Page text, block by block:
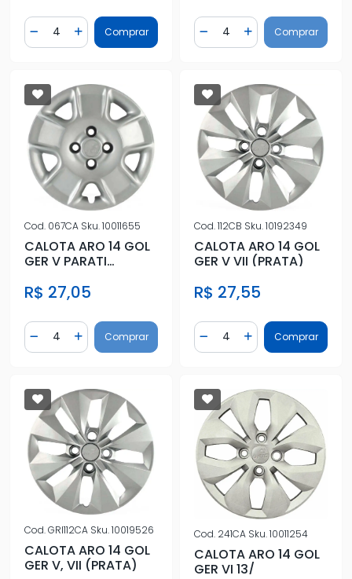
Diminuir Quantidade
Quantidade
Adicionar Quantidade
Comprar Diminuir Quantidade
Quantidade
AdicionarComprar
Cod. 067CA Sku.10011655
CALOTA ARO 14 GOL
GER V PARATI
R$ 27,05
Diminuir Quantidade
Quantidade
Adicionar Quantidade
Comprar
Cod.112CB Sku.10192349
CALOTA ARO 14 GOL
GER V VII (PRATA)
R$ 27,55
Diminuir Quantidade
Quantidade
AdicionarComprar
Cod.GRI112CA Sku.10019526
CALOTA ARO 14 GOL
GER V, VII (PRATA)
Cod. 241CA Sku.10011254
CALOTA ARO 14 GOL
GER VI 13/